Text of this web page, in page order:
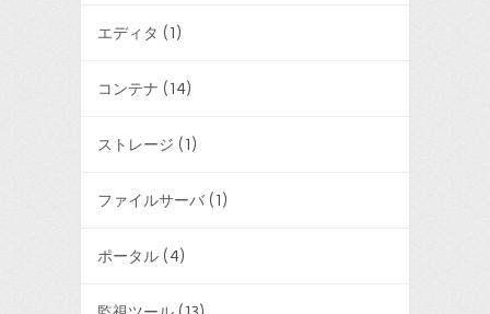
エディタ (1)
コンテナ (14)
ストレージ (1)
ファイルサーバ(1)
ポータル(4)